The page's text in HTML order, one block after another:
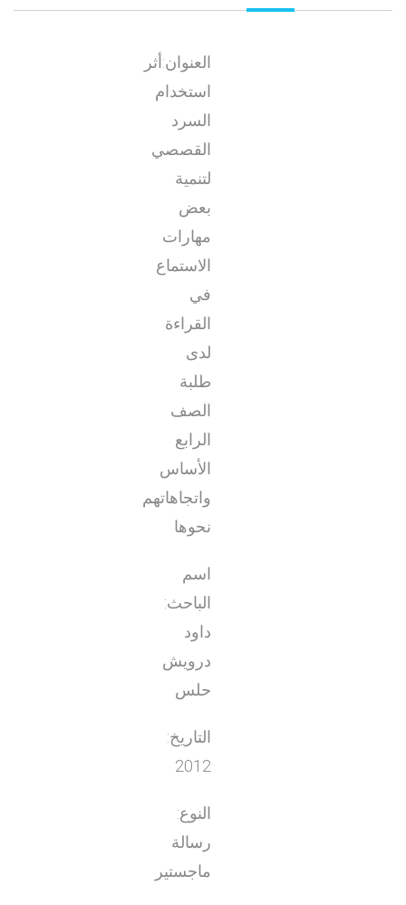
العنوان:أثر
استخدام
السرد
القصصي
لتنمية
بعض
مهارات
الاستماع
في
القراءة
لدى
طلبة
الصف
الرابع
الأساس
واتجاهاتهم
نحوها
اسم
الباحث:
داود
درويش
حلس
التاريخ:
2012
النوع:
رسالة
ماجستير